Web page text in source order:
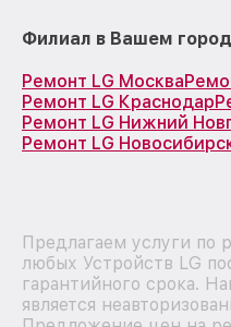
Филиал в Вашем
Ремонт LG Москва
Ремонт LG Краснодар
Ремонт LG Нижний
Ремонт LG
Предлагаем услуги по
любых Устройств LG
гарантийного срока.
является